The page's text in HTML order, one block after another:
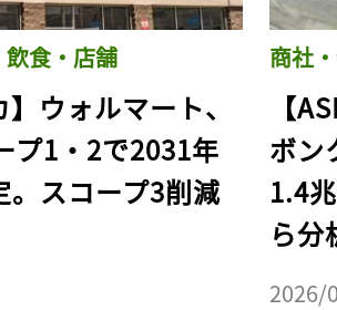
食・店舗
】ウォルマート、
プ1・2で2031年
。スコープ3削減
商社
【
ボン
1.4
ら分
2026/